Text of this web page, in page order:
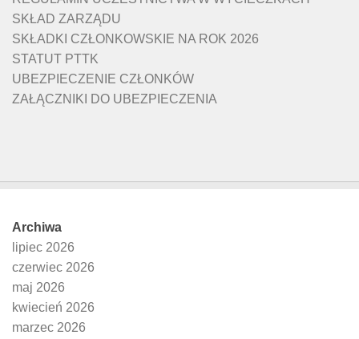
SKŁAD ZARZĄDU
SKŁADKI CZŁONKOWSKIE NA ROK 2026
STATUT PTTK
UBEZPIECZENIE CZŁONKÓW
ZAŁĄCZNIKI DO UBEZPIECZENIA
Archiwa
lipiec 2026
czerwiec 2026
maj 2026
kwiecień 2026
marzec 2026